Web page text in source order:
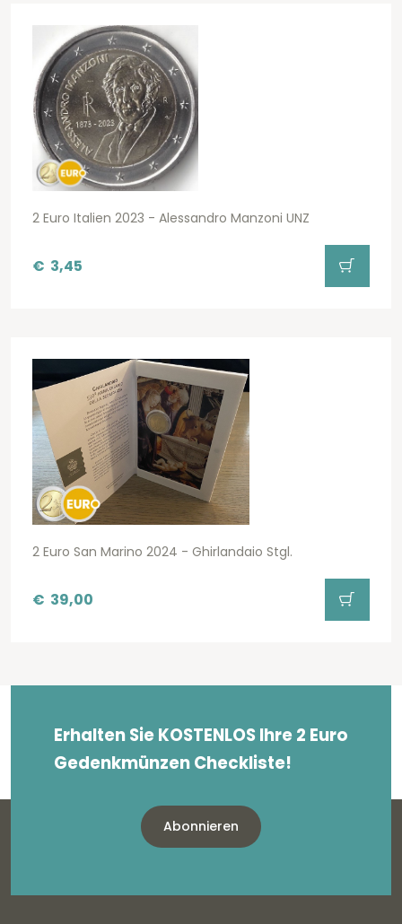
2 Euro Italien 2023 - Alessandro Manzoni UNZ
€ 3,45
2 Euro San Marino 2024 - Ghirlandaio Stgl.
€ 39,00
Erhalten Sie KOSTENLOS Ihre 2 Euro
Gedenkmünzen Checkliste!
Abonnieren